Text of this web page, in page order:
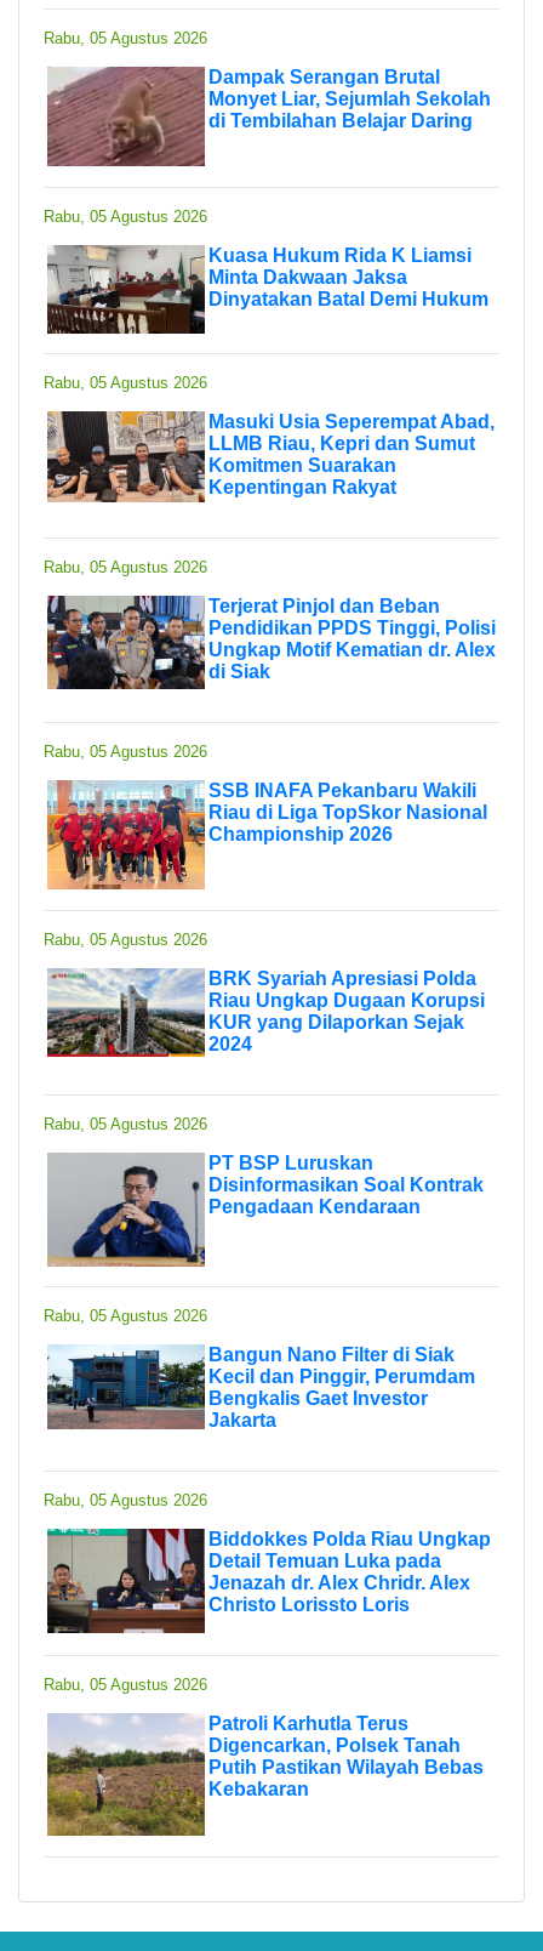
Rabu, 05 Agustus 2026
Dampak Serangan Brutal
Monyet Liar, Sejumlah Sekolah
di Tembilahan Belajar Daring
Rabu, 05 Agustus 2026
Kuasa Hukum Rida K Liamsi
Minta Dakwaan Jaksa
Dinyatakan Batal Demi Hukum
Rabu, 05 Agustus 2026
Masuki Usia Seperempat Abad,
LLMB Riau, Kepri dan Sumut
Komitmen Suarakan
Kepentingan Rakyat
Rabu, 05 Agustus 2026
Terjerat Pinjol dan Beban
Pendidikan PPDS Tinggi, Polisi
Ungkap Motif Kematian dr. Alex
di Siak
Rabu, 05 Agustus 2026
SSB INAFA Pekanbaru Wakili
Riau di Liga TopSkor Nasional
Championship 2026
Rabu, 05 Agustus 2026
BRK Syariah Apresiasi Polda
Riau Ungkap Dugaan Korupsi
KUR yang Dilaporkan Sejak
2024
Rabu, 05 Agustus 2026
PT BSP Luruskan
Disinformasikan Soal Kontrak
Pengadaan Kendaraan
Rabu, 05 Agustus 2026
Bangun Nano Filter di Siak
Kecil dan Pinggir, Perumdam
Bengkalis Gaet Investor
Jakarta
Rabu, 05 Agustus 2026
Biddokkes Polda Riau Ungkap
Detail Temuan Luka pada
Jenazah dr. Alex Chridr. Alex
Christo Lorissto Loris
Rabu, 05 Agustus 2026
Patroli Karhutla Terus
Digencarkan, Polsek Tanah
Putih Pastikan Wilayah Bebas
Kebakaran